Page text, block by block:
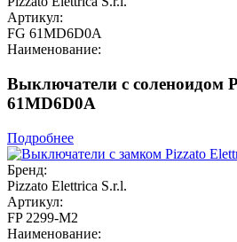
Артикул:
FG 61MD6D0A
Наименование:
Выключатели с соленоидом
61MD6D0A
Подробнее
Бренд:
Pizzato Elettrica S.r.l.
Артикул:
FP 2299-M2
Наименование: